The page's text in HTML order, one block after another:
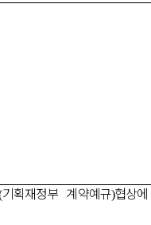
기획재정부 계약예규)협상